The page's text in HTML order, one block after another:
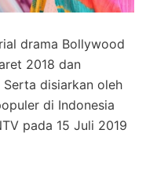
drama Bollywood
2018 dan
disiarkan oleh
di Indonesia
pada 15 Juli 2019